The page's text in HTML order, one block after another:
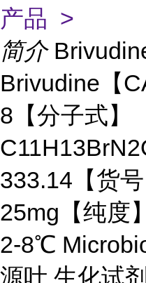
产品 >
简介
Brivudine【
8【分子式】
333.14【货
25mg【纯度
2-8℃
源叶 生化试